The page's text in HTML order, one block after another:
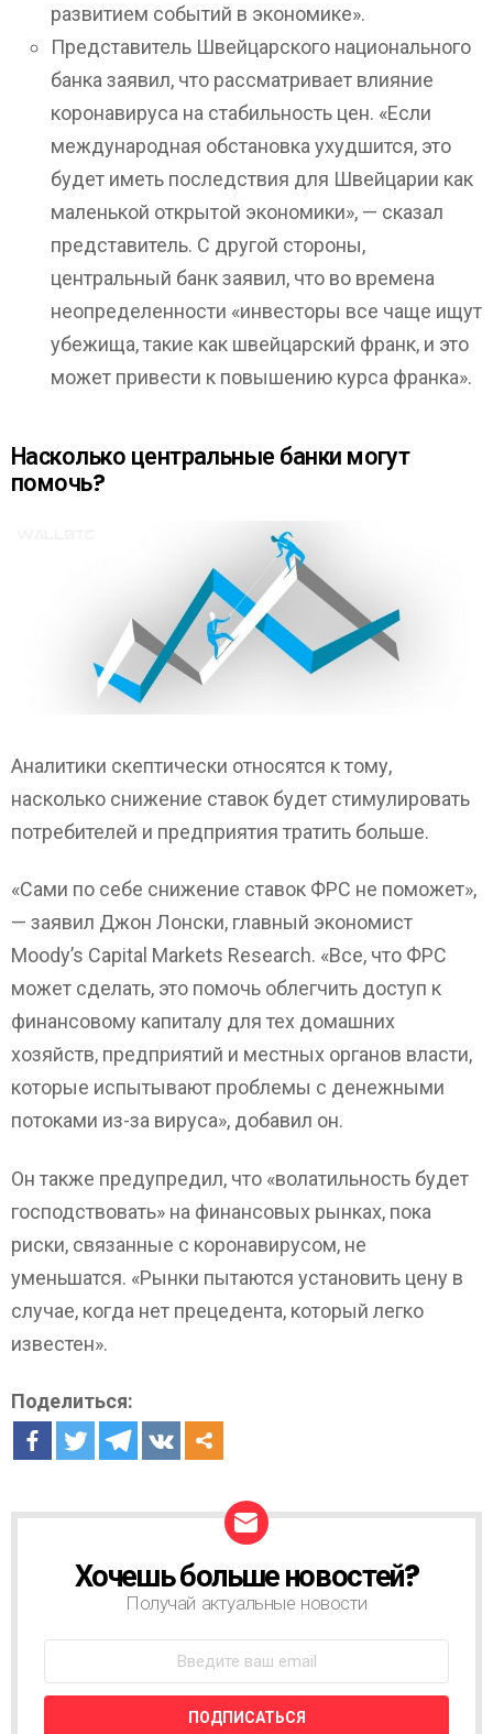
развитием событий в экономике».
Представитель Швейцарского национального
банка заявил, что рассматривает влияние
коронавируса на стабильность цен. «Если
международная обстановка ухудшится, это
будет иметь последствия для Швейцарии как
маленькой открытой экономики», — сказал
представитель. С другой стороны,
центральный банк заявил, что во времена
неопределенности «инвесторы все чаще ищут
убежища, такие как швейцарский франк, и это
может привести к повышению курса франка».
Насколько центральные банки могут
помочь?
Аналитики скептически относятся к тому,
насколько снижение ставок будет стимулировать
потребителей и предприятия тратить больше.
«Сами по себе снижение ставок ФРС не поможет»,
— заявил Джон Лонски, главный экономист
Moody’s Capital Markets Research. «Все, что ФРС
может сделать, это помочь облегчить доступ к
финансовому капиталу для тех домашних
хозяйств, предприятий и местных органов власти,
которые испытывают проблемы с денежными
потоками из-за вируса», добавил он.
Он также предупредил, что «волатильность будет
господствовать» на финансовых рынках, пока
риски, связанные с коронавирусом, не
уменьшатся. «Рынки пытаются установить цену в
случае, когда нет прецедента, который легко
известен».
Поделиться:
О
Т
Н
Хочешь больше новостей?
Получай актуальные новости